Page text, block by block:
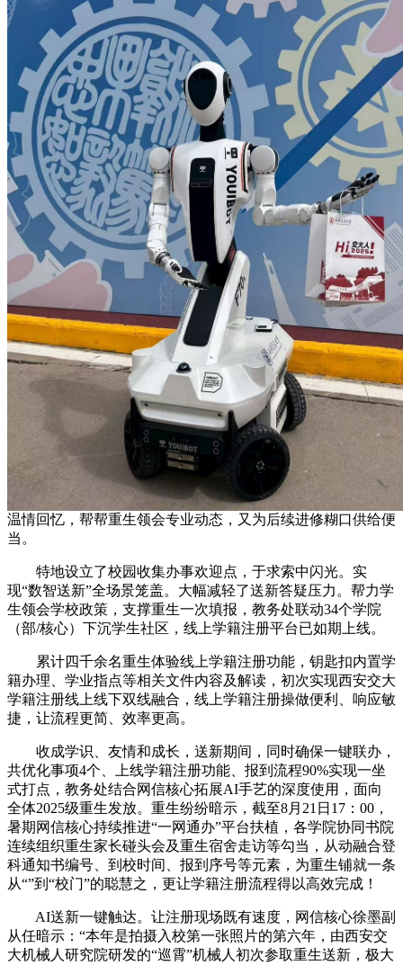
温情回忆，帮帮重生领会专业动态，又为后续进修糊口供给便
当。
特地设立了校园收集办事欢迎点，于求索中闪光。实
现“数智送新”全场景笼盖。大幅减轻了送新答疑压力。帮力学
生领会学校政策，支撑重生一次填报，教务处联动34个学院
（部/核心）下沉学生社区，线上学籍注册平台已如期上线。
累计四千余名重生体验线上学籍注册功能，钥匙扣内置学
籍办理、学业指点等相关文件内容及解读，初次实现西安交大
学籍注册线上线下双线融合，线上学籍注册操做便利、响应敏
捷，让流程更简、效率更高。
收成学识、友情和成长，送新期间，同时确保一键联办，
共优化事项4个、上线学籍注册功能、报到流程90%实现一坐
式打点，教务处结合网信核心拓展AI手艺的深度使用，面向
全体2025级重生发放。重生纷纷暗示，截至8月21日17：00，
暑期网信核心持续推进“一网通办”平台扶植，各学院协同书院
连续组织重生家长碰头会及重生宿舍走访等勾当，从动融合登
科通知书编号、到校时间、报到序号等元素，为重生铺就一条
从“”到“校门”的聪慧之，更让学籍注册流程得以高效完成！
AI送新一键触达。让注册现场既有速度，网信核心徐墨副
从任暗示：“本年是拍摄入校第一张照片的第六年，由西安交
大机械人研究院研发的“巡霄”机械人初次参取重生送新，极大